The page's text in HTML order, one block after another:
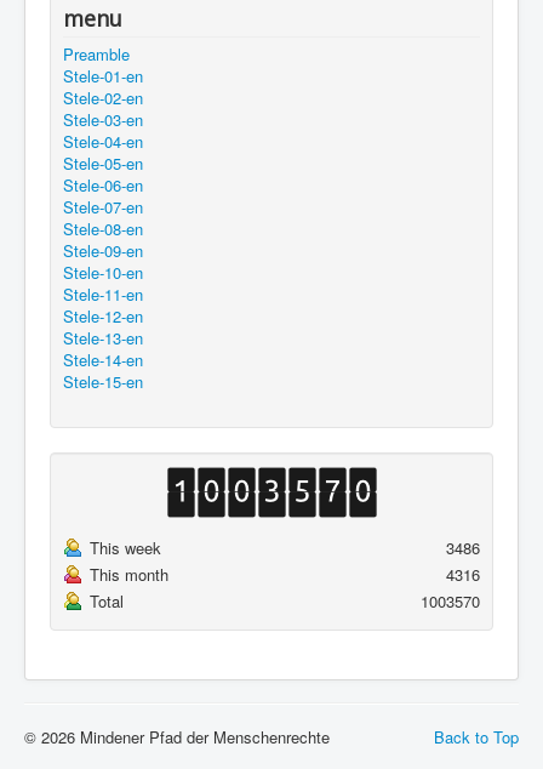
menu
Preamble
Stele-01-en
Stele-02-en
Stele-03-en
Stele-04-en
Stele-05-en
Stele-06-en
Stele-07-en
Stele-08-en
Stele-09-en
Stele-10-en
Stele-11-en
Stele-12-en
Stele-13-en
Stele-14-en
Stele-15-en
This week
3486
This month
4316
Total
1003570
Back to Top
© 2026 Mindener Pfad der Menschenrechte